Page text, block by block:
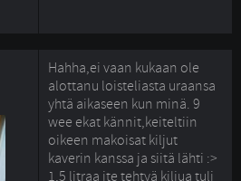
Hahha,ei vaan kukaan ole
alottanu loisteliasta uraansa
yhtä aikaseen kun minä. 9
wee ekat kännit,keiteltiin
oikeen makoisat kiljut
kaverin kanssa ja siitä lähti :>
1,5 litraa ite tehtyä kiljua tuli